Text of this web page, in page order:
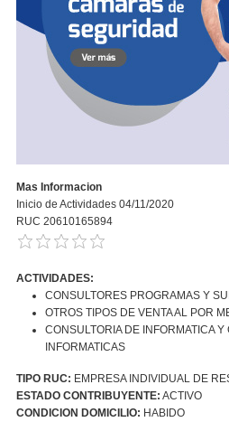
Mas Informacion
Inicio de Actividades 04/11/2020
RUC 20610165894
ACTIVIDADES:
CONSULTORES PROGRAMAS Y
OTROS TIPOS DE VENTA AL POR
CONSULTORIA DE INFORMATICA
INFORMATICAS
TIPO RUC: EMPRESA INDIVIDUAL DE
ESTADO CONTRIBUYENTE: ACTIVO
CONDICION DOMICILIO: HABIDO